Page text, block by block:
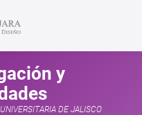
y
DE JALISCO